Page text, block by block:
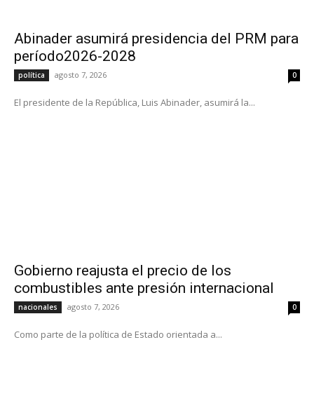
Abinader asumirá presidencia del PRM para
período2026-2028
política agosto 7, 2026 0
El presidente de la República, Luis Abinader, asumirá la...
Gobierno reajusta el precio de los
combustibles ante presión internacional
nacionales agosto 7, 2026 0
Como parte de la política de Estado orientada a...